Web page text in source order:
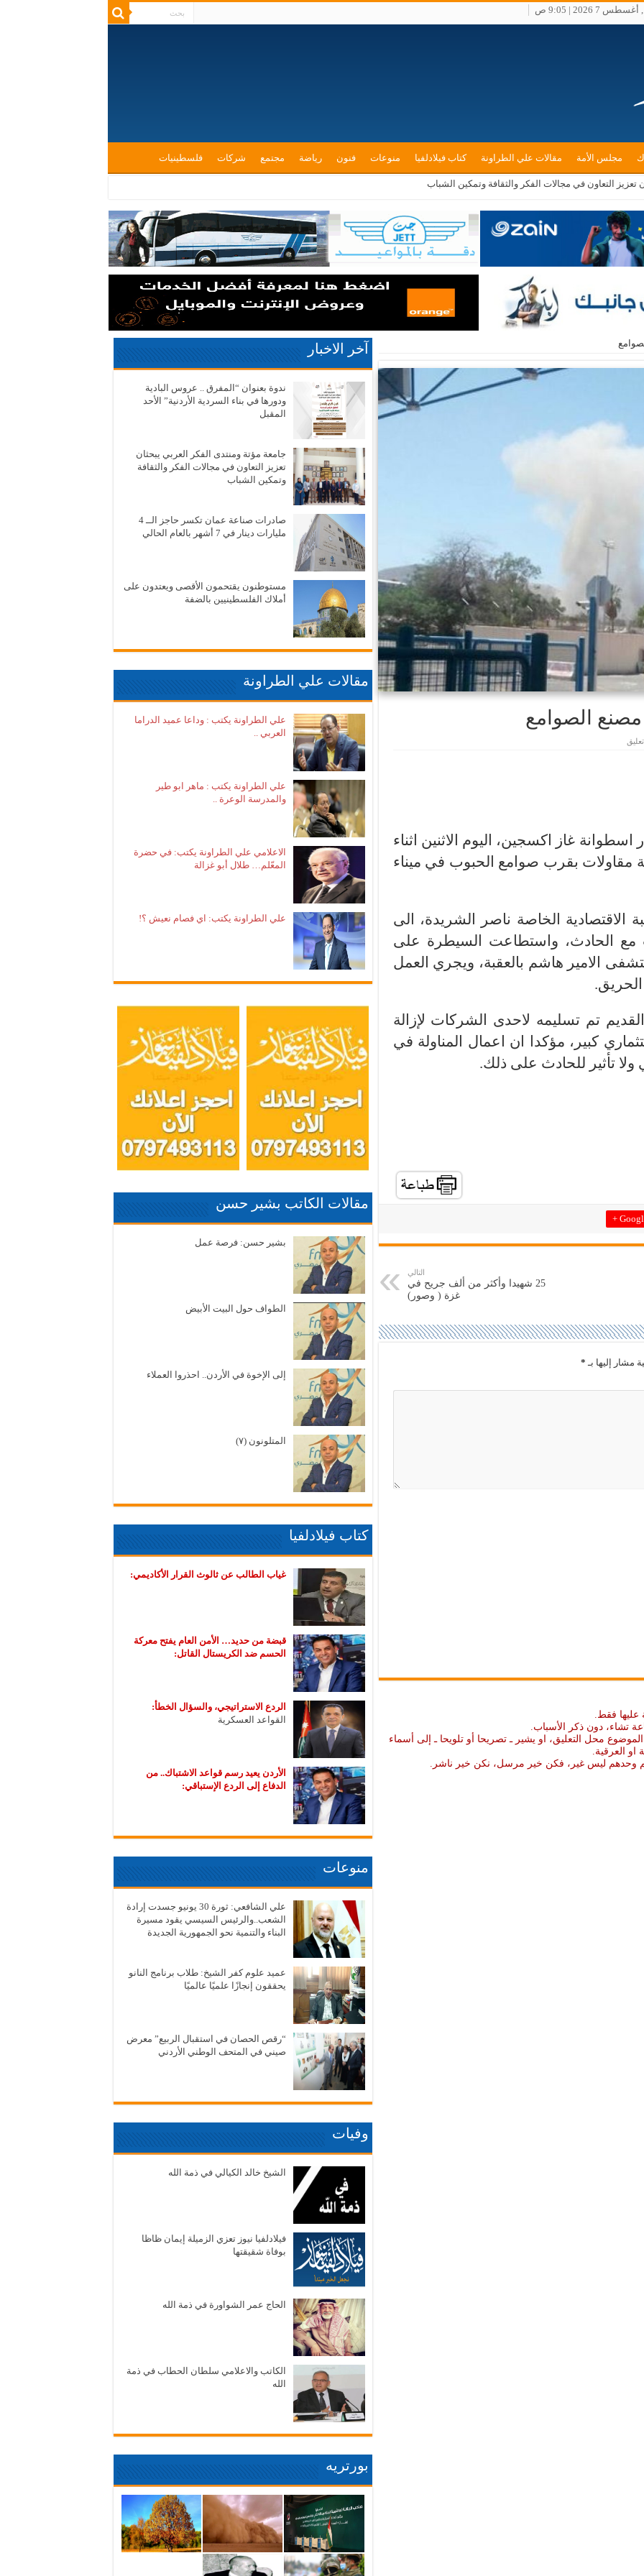
7 2026 | 9:05 ص
مجلس الأمة مقالات علي الطراونة كتاب فيلادلفيا منوعات فنون رياضة مجتمع شركات فلسطينيات
تعزيز التعاون في مجالات الفكر والثقافة وتمكين الشباب
غاز اكسجين، اليوم الاثنين اثناء
مقاولات بقرب صوامع الحبوب في ميناء
الخاصة ناصر الشريدة، الى
مع الحادث، واستطاعت السيطرة على
الامير هاشم بالعقبة، ويجري العمل
تم تسليمه لاحدى الشركات لإزالة
كبير، مؤكدا ان اعمال المناولة في
ولا تأثير للحادث على ذلك.
Google
التالي
25 شهيدا وأكثر من ألف جريح في
غزة ( وصور)
مشار إليها بـ *
عليها فقط.
تشاء، دون ذكر الأسباب.
محل التعليق، او يشير ـ تصريحا أو تلويحا ـ إلى أسماء
او العرقية.
وحدهم ليس غير، فكن خير مرسل، نكن خير ناشر.
آخر الاخبار
ندوة بعنوان “المفرق .. عروس البادية
ودورها في بناء السردية الأردنية” الأحد
المقبل
جامعة مؤتة ومنتدى الفكر العربي يبحثان
تعزيز التعاون في مجالات الفكر والثقافة
وتمكين الشباب
صادرات صناعة عمان تكسر حاجز الــ 4
مليارات دينار في 7 أشهر بالعام الحالي
مستوطنون يقتحمون الأقصى ويعتدون على
أملاك الفلسطينيين بالضفة
مقالات علي الطراونة
علي الطراونة يكتب : وداعا عميد الدراما
العربي ..
علي الطراونة يكتب : ماهر ابو طير
والمدرسة الوعرة ..
الاعلامي علي الطراونة يكتب: في حضرة
المعّلم… طلال أبو غزالة
علي الطراونة يكتب: اي فصام نعيش ؟!
مقالات الكاتب بشير حسن
بشير حسن: فرصة عمل
الطواف حول البيت الأبيض
إلى الإخوة في الأردن.. احذروا العملاء
المتلونون (٧)
كتاب فيلادلفيا
غياب الطالب عن ثالوث القرار الأكاديمي:
قبضة من حديد… الأمن العام يفتح معركة
الحسم ضد الكريستال القاتل:
الردع الاستراتيجي، والسؤال الخطأ:
القواعد العسكرية
الأردن يعيد رسم قواعد الاشتباك.. من
الدفاع إلى الردع الإستباقي:
منوعات
علي الشافعي: ثورة 30 يونيو جسدت إرادة
الشعب..والرئيس السيسي يقود مسيرة
البناء والتنمية نحو الجمهورية الجديدة
عميد علوم كفر الشيخ: طلاب برنامج النانو
يحققون إنجازًا علميًا عالميًا
“رقص الحصان في استقبال الربيع” معرض
صيني في المتحف الوطني الأردني
وفيات
الشيخ خالد الكيالي في ذمة الله
فيلادلفيا نيوز تعزي الزميلة إيمان ظاظا
بوفاة شقيقتها
الحاج عمر الشواورة في ذمة الله
الكاتب والاعلامي سلطان الحطاب في ذمة
الله
بورتريه